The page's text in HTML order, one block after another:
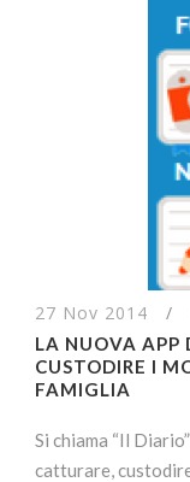
27 Nov 2014 /
LA NUOVA APP
CUSTODIRE I
FAMIGLIA
Si chiama “Il
catturare,